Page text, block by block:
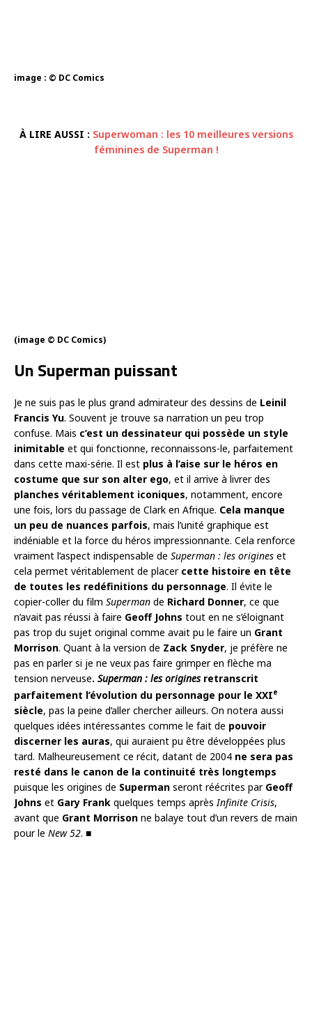
image : © DC Comics
À LIRE AUSSI : Superwoman : les 10 meilleures versions
féminines de Superman !
(image © DC Comics)
Un Superman puissant
Je ne suis pas le plus grand admirateur des dessins de Leinil
Francis Yu. Souvent je trouve sa narration un peu trop
confuse. Mais c’est un dessinateur qui possède un style
inimitable et qui fonctionne, reconnaissons-le, parfaitement
dans cette maxi-série. Il est plus à l’aise sur le héros en
costume que sur son alter ego, et il arrive à livrer des
planches véritablement iconiques, notamment, encore
une fois, lors du passage de Clark en Afrique. Cela manque
un peu de nuances parfois, mais l’unité graphique est
indéniable et la force du héros impressionnante. Cela renforce
vraiment l’aspect indispensable de Superman : les origines et
cela permet véritablement de placer cette histoire en tête
de toutes les redéfinitions du personnage. Il évite le
copier-coller du film Superman de Richard Donner, ce que
n’avait pas réussi à faire Geoff Johns tout en ne s’éloignant
pas trop du sujet original comme avait pu le faire un Grant
Morrison. Quant à la version de Zack Snyder, je préfère ne
pas en parler si je ne veux pas faire grimper en flèche ma
tension nerveuse. Superman : les originesretranscrit
parfaitement l’évolution du personnage pour le XXIe
siècle, pas la peine d’aller chercher ailleurs. On notera aussi
quelques idées intéressantes comme le fait de pouvoir
discerner les auras, qui auraient pu être développées plus
tard. Malheureusement ce récit, datant de 2004 ne sera pas
resté dans le canon de la continuité très longtemps
puisque les origines de Superman seront réécrites par Geoff
Johns et Gary Frank quelques temps aprèsInfinite Crisis,
avant que Grant Morrison ne balaye tout d’un revers de main
pour le New 52. ■